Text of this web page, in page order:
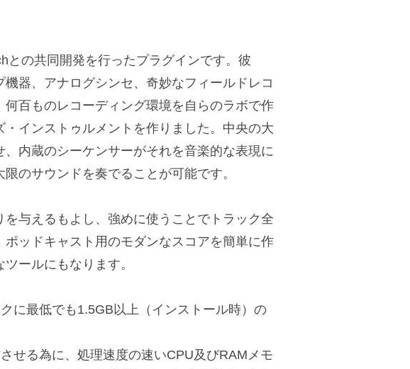
の共同開発を行ったプラグインです。彼
器、アナログシンセ、奇妙なフィールドレコ
百ものレコーディング環境を自らのラボで作
インストゥルメントを作りました。中央の大
内蔵のシーケンサーがそれを音楽的な表現に
のサウンドを奏でることが可能です。
与えるもよし、強めに使うことでトラック全
ッドキャスト用のモダンなスコアを簡単に作
ールにもなります。
に最低でも1.5GB以上（インストール時）の
せる為に、処理速度の速いCPU及びRAMメモ